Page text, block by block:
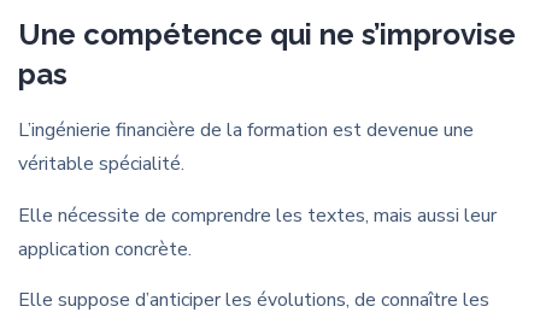
Une compétence qui ne s’improvise
pas
L’ingénierie financière de la formation est devenue une
véritable spécialité.
Elle nécessite de comprendre les textes, mais aussi leur
application concrète.
Elle suppose d’anticiper les évolutions, de connaître les